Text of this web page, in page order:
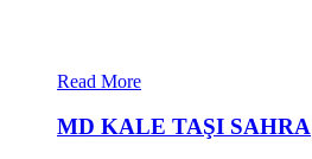
Read More
MD KALE TAŞI SAHRA